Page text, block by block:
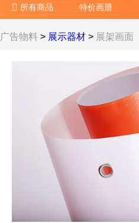
 所有商品 特价画册
广告物料 > 展示器材 > 展架画面